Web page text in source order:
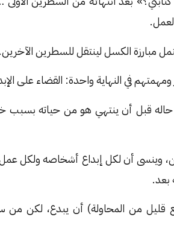
مبارزة الكسل لينتقل للسطرين
في النهاية واحدة: القضاء على
قبل أن ينتهي هو من حياته بسبب
وينسى أن لكل إبداع أشخاصه ولكل
بعد.
من المحاولة) أن يبدع، لكن من